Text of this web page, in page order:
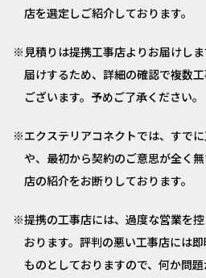
店を選定しご紹介しております。
見積りは提携工事店よりお届けし
届けするため、詳細の確認で複数
ございます。予めご了承ください。
エクステリアコネクトでは、すで
や、最初から契約のご意思が全く
店の紹介をお断りしております。
提携の工事店には、過度な営業を
おります。評判の悪い工事店には
ものとしておりますので、何か問